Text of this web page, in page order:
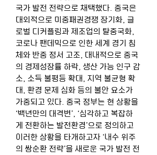
국가 발전 전략으로 채택했다. 중국은
대외적으로 미중패권경쟁 장기화, 글
로벌 디커플링과 제조업의 탈중국화,
코로나 팬데믹으로 인한 세계 경기 침
체와 반중 정서 고조, 대내적으로 중국
의 경제성장률 하락, 생산 가능 인구 감
소, 소득 불평등 확대, 지역 불균형 확
대, 환경 문제 심화 등의 불안 요소가
가중되고 있다. 중국 정부는 현 상황을
‘백년만의 대격변’, ‘심각하고 복잡하
게 전환하는 발전환경’으로 정의하고
이러한 상황을 타개하고자 ‘내수 위주
의 쌍순환 전략’을 새로운 국가 발전 전